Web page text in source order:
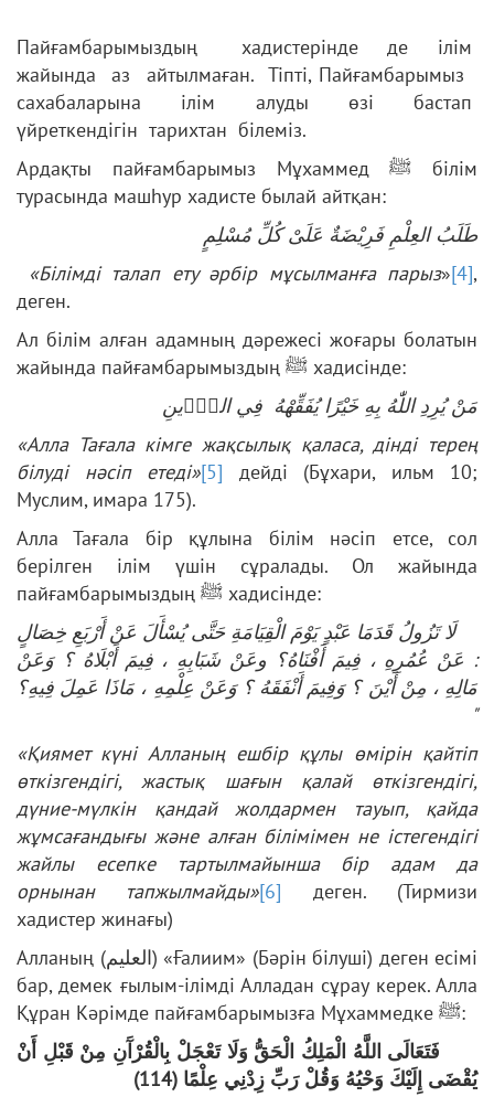
Пайғамбарымыздың хадистерінде де ілім
жайында аз айтылмаған. Тіпті, Пайғамбарымыз
сахабаларына ілім алуды өзі бастап
үйреткендігін тарихтан білеміз.
Ардақты пайғамбарымыз Мұхаммед ﷺ білім
турасында машһур хадисте былай айтқан:
طَلَبُ العِلْمِ فَرِيْضَةٌ عَلَىْ كُلِّ مُسْلِمٍ
«Білімді талап ету әрбір мұсылманға парыз»[4],
деген.
Ал білім алған адамның дәрежесі жоғары болатын
жайында пайғамбарымыздың ﷺ хадисінде:
مَنْ يُرِدِ اللّٰهُ بِهِ خَيْرًا يُفَقِّهْهُ فِي الدّ۪ينِ
«Алла Тағала кімге жақсылық қаласа, дінді терең
білуді нәсіп етеді»[5] дейді (Бұхари, ильм 10;
Муслим, имара 175).
Алла Тағала бір құлына білім нәсіп етсе, сол
берілген ілім үшін сұралады. Ол жайында
пайғамбарымыздың ﷺ хадисінде:
لَا تَزُولُ قَدَمَا عَبْدٍ يَوْمَ الْقِيَامَةِ حَتَّى يُسْأَلَ عَنْ أَرْبَعِ خِصَالٍ
: عَنْ عُمُرِهِ ، فِيمَ أَفْنَاهُ؟ وعَنْ شَبَابِهِ ، فِيمَ أَبْلَاهُ ؟ وَعَنْ
مَالِهِ ، مِنْ أَيْنَ ؟ وَفِيمَ أَنْفَقَهُ ؟ وَعَنْ عِلْمِهِ ، مَاذَا عَمِلَ فِيهِ؟
"
«Қиямет күні Алланың ешбір құлы өмірін қайтіп
өткізгендігі, жастық шағын қалай өткізгендігі,
дүние-мүлкін қандай жолдармен тауып, қайда
жұмсағандығы және алған білімімен не істегендігі
жайлы есепке тартылмайынша бір адам да
орнынан тапжылмайды»[6] деген. (Тирмизи
хадистер жинағы)
Алланың (العليم) «Ғалиим» (Бәрін білуші) деген есімі
бар, демек ғылым-ілімді Алладан сұрау керек. Алла
Құран Кәрімде пайғамбарымызға Мұхаммедке ﷺ:
فَتَعَالَى اللَّهُ الْمَلِكُ الْحَقُّ وَلَا تَعْجَلْ بِالْقُرْآَنِ مِنْ قَبْلِ أَنْ
يُقْضَى إِلَيْكَ وَحْيُهُ وَقُلْ رَبِّ زِدْنِي عِلْمًا (114)